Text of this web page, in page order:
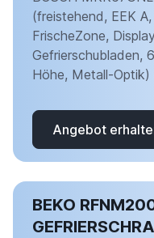
(freistehend, EEK
FrischeZone,
Gefrierschubladen,
Höhe, Metall-
Angebot
BEKO